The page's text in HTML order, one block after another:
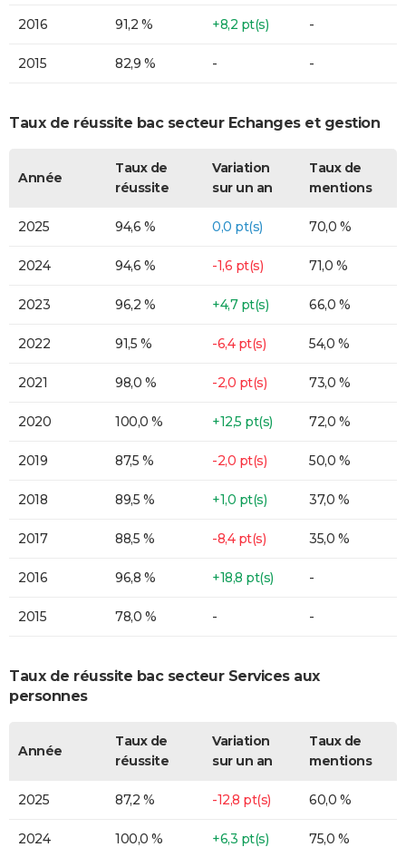
2016 91,2 % +8,2 pt(s) -
2015 82,9 % - -
Taux de réussite bac secteur Echanges et gestion
Année
Taux de
réussite
Variation
sur un an
Taux de
mentions
2025 94,6 % 0,0 pt(s) 70,0 %
2024 94,6 % -1,6 pt(s) 71,0 %
2023 96,2 % +4,7 pt(s) 66,0 %
2022 91,5 % -6,4 pt(s) 54,0 %
2021 98,0 % -2,0 pt(s) 73,0 %
2020 100,0 % +12,5 pt(s) 72,0 %
2019 87,5 % -2,0 pt(s) 50,0 %
2018 89,5 % +1,0 pt(s) 37,0 %
2017 88,5 % -8,4 pt(s) 35,0 %
2016 96,8 % +18,8 pt(s) -
2015 78,0 % - -
Taux de réussite bac secteur Services aux
personnes
Année
Taux de
réussite
Variation
sur un an
Taux de
mentions
2025 87,2 % -12,8 pt(s) 60,0 %
2024 100,0 % +6,3 pt(s) 75,0 %